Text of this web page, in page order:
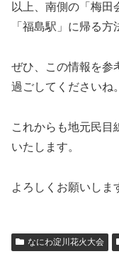
以上、南側の「梅田
「福島駅」に帰る方
ぜひ、この情報を参
過ごしてくださいね。
これからも地元民目
いたします。
よろしくお願いしま
なにわ淀川花火大会